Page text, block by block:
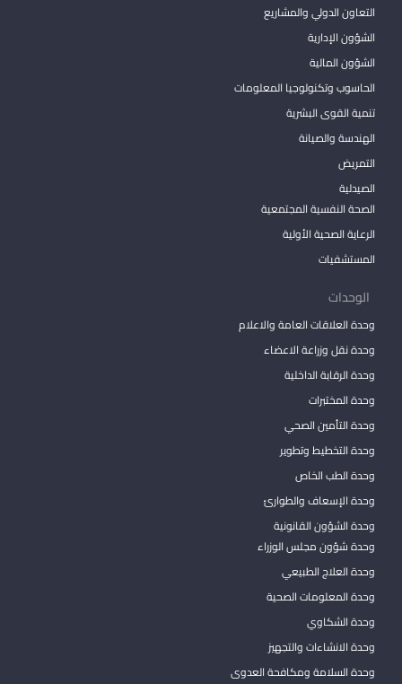
التعاون الدولي والمشاريع
الشؤون الإدارية
الشؤون المالية
الحاسوب وتكنولوجيا المعلومات
تنمية القوى البشرية
الهندسة والصيانة
التمريض
الصيدلية
الصحة النفسية المجتمعية
الرعاية الصحية الأولية
المستشفيات
الوحدات
وحدة العلاقات العامة والاعلام
وحدة نقل وزراعة الاعضاء
وحدة الرقابة الداخلية
وحدة المختبرات
وحدة التأمين الصحي
وحدة التخطيط وتطوير
وحدة الطب الخاص
وحدة الإسعاف والطوارئ
وحدة الشؤون القانونية
وحدة شؤون مجلس الوزراء
وحدة العلاج الطبيعي
وحدة المعلومات الصحية
وحدة الشكاوي
وحدة الانشاءات والتجهيز
وحدة السلامة ومكافحة العدوى